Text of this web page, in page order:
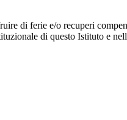
di ferie e/o recuperi
di questo Istituto e